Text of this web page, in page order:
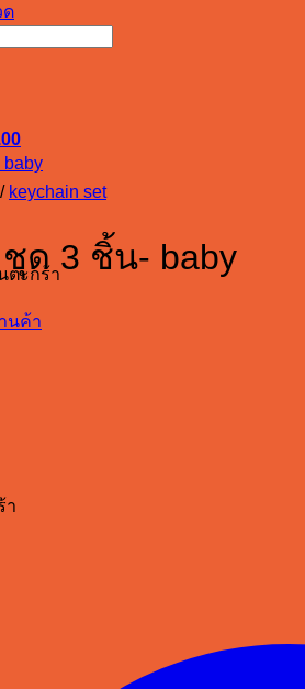
ด
ตะกร้า
นค้า
า
/ keychain set
ชุด 3 ชิ้น- baby